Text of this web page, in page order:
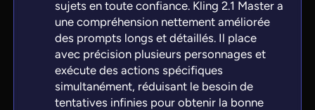
sujets en toute confiance. Kling 2.1 Master a
une compréhension nettement améliorée
des prompts longs et détaillés. Il place
avec précision plusieurs personnages et
exécute des actions spécifiques
simultanément, réduisant le besoin de
tentatives infinies pour obtenir la bonne